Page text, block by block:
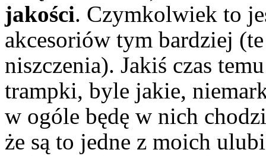
jakości. Czymkolwiek to
akcesoriów tym bardziej
niszczenia). Jakiś czas
trampki, byle jakie,
w ogóle będę w nich
że są to jedne z moich